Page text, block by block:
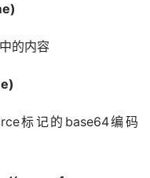
的内容
标记的base64编码